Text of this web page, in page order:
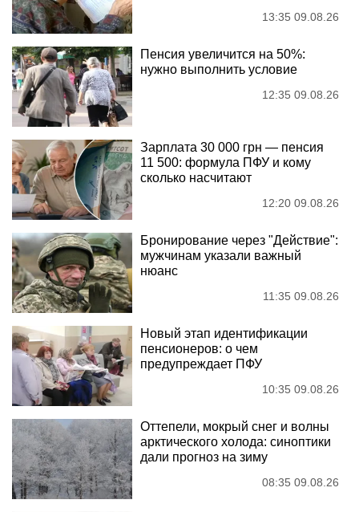
13:35 09.08.26
Пенсия увеличится на 50%:
нужно выполнить условие
12:35 09.08.26
Зарплата 30 000 грн — пенсия
11 500: формула ПФУ и кому
сколько насчитают
12:20 09.08.26
Бронирование через "Действие":
мужчинам указали важный
нюанс
11:35 09.08.26
Новый этап идентификации
пенсионеров: о чем
предупреждает ПФУ
10:35 09.08.26
Оттепели, мокрый снег и волны
арктического холода: синоптики
дали прогноз на зиму
08:35 09.08.26